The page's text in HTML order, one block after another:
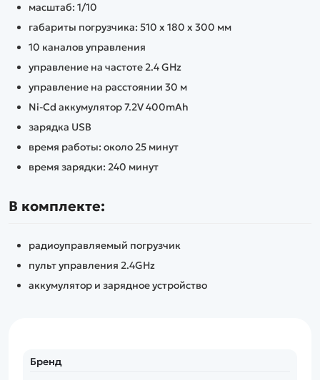
масштаб: 1/10
габариты погрузчика: 510 х 180 х 300 мм
10 каналов управления
управление на частоте 2.4 GHz
управление на расстоянии 30 м
Ni-Cd аккумулятор 7.2V 400mAh
зарядка USB
время работы: около 25 минут
время зарядки: 240 минут
В комплекте:
радиоуправляемый погрузчик
пульт управления 2.4GHz
аккумулятор и зарядное устройство
Бренд